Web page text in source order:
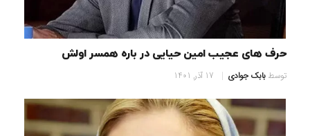
حرف های عجیب امین حیایی در باره همسر اولش
توسطبابک جوادی 17 آذر, 1401